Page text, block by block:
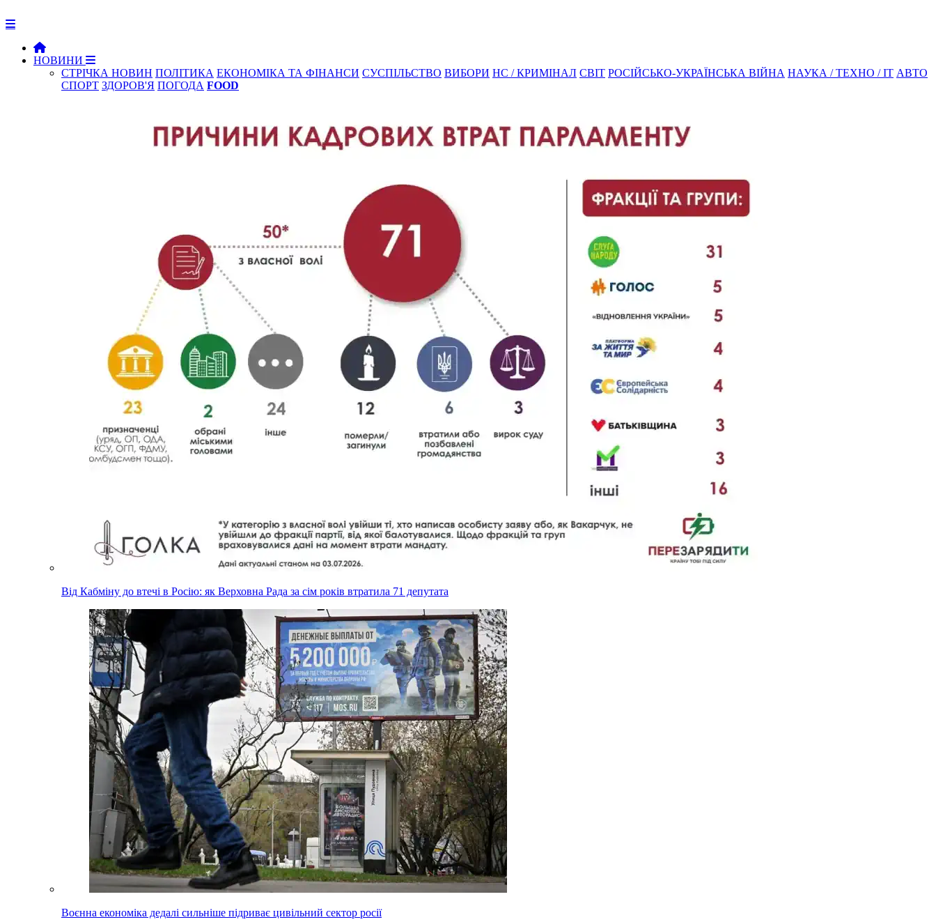
НОВИНИ
СТРІЧКА НОВИН ПОЛІТИКА ЕКОНОМІКА ТА ФІНАНСИ СУСПІЛЬСТВО ВИБОРИ НС / КРИМІНАЛ СВІТ РОСІЙСЬКО-УКРАЇНСЬКА ВІЙНА НАУКА / ТЕХНО / IT АВТО
СПОРТ ЗДОРОВ'Я ПОГОДА FOOD
Від Кабміну до втечі в Росію: як Верховна Рада за сім років втратила 71 депутата
Воєнна економіка дедалі сильніше підриває цивільний сектор росії